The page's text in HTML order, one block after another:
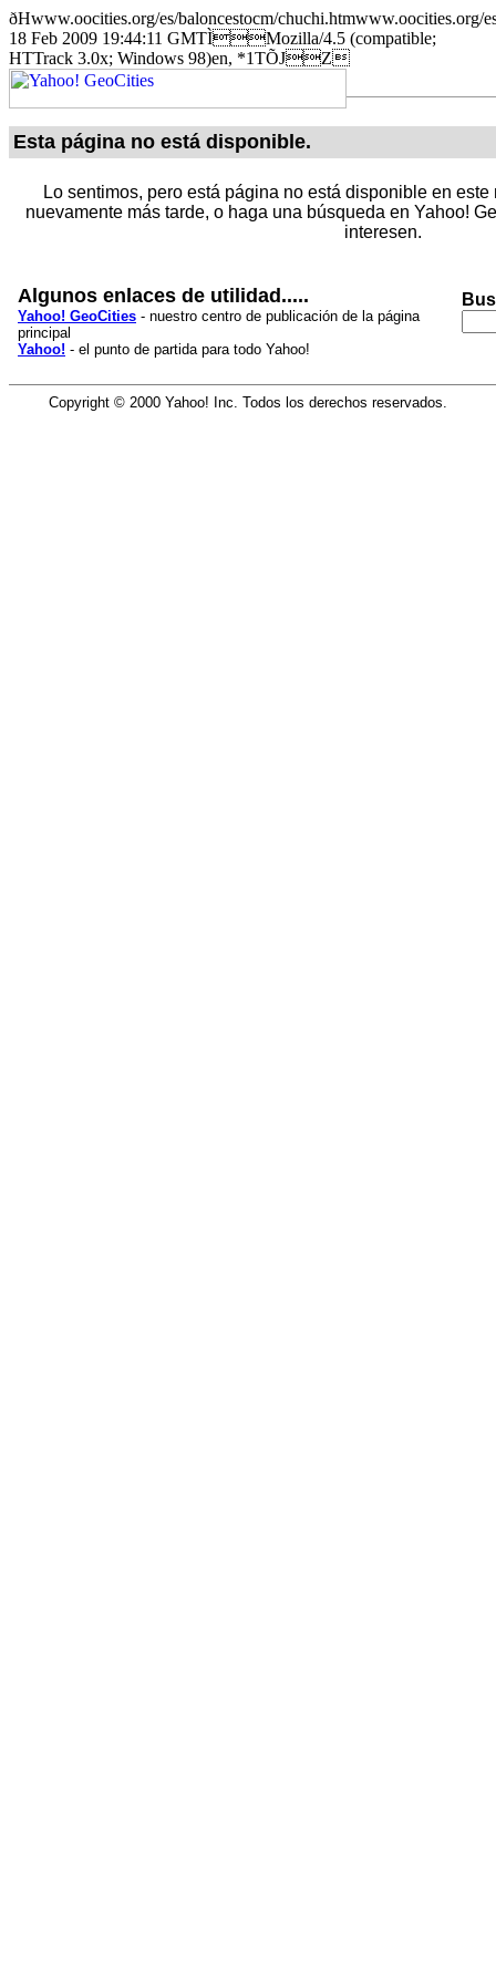
ðHwww.oocities.org/es/baloncestocm/
18 Feb 2009 19:44:11 GMTÌMozilla/4.5 (compatible;
HTTrack 3.0x; Windows 98)en, *1TÕJZ
Esta página no está disponible.
Lo sentimos, pero está página no está disponible en
nuevamente más tarde, o haga una búsqueda en Yahoo!
interesen.
Algunos enlaces de utilidad.....
Yahoo! GeoCities - nuestro centro de publicación de la página
principal
Yahoo! - el punto de partida para todo Yahoo!
Copyright © 2000 Yahoo! Inc. Todos los derechos reservados.